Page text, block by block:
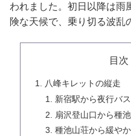
われました。初日以降は雨
険な天候で、乗り切る波乱
目次
八峰キレットの縦走
新宿駅から夜行バ
扇沢登山口から種
種池山荘から緩や